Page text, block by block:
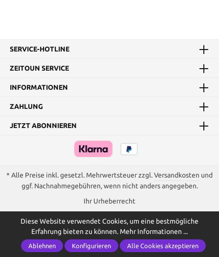
SERVICE-HOTLINE
ZEITOUN SERVICE
INFORMATIONEN
ZAHLUNG
JETZT ABONNIEREN
* Alle Preise inkl. gesetzl. Mehrwertsteuer zzgl.Versandkosten und
ggf. Nachnahmegebühren, wenn nicht anders angegeben.
Ihr Urheberrecht
Diese Website verwendet Cookies, um eine bestmögliche
Erfahrung bieten zu können. Mehr Informationen ...
Ablehnen Konfigurieren Alle Cookies akzeptieren